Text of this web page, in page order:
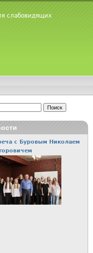
слабовидящих
с Буровым Николаем